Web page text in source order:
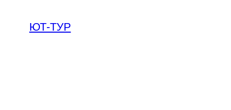
ЮТ-ТУР